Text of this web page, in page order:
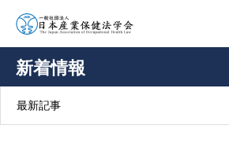
新着情報
最新記事